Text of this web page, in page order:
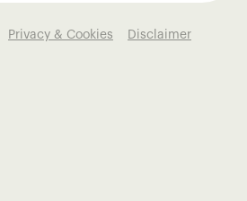
Privacy & Cookies Disclaimer